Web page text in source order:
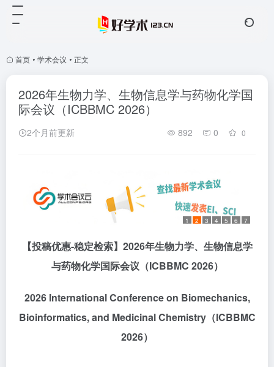
首页 • 学术会议 • 正文
2026年生物力学、生物信息学与药物化学国
际会议（ICBBMC 2026）
2个月前更新 892 0 0
1 2 3 4 5 6 7
【投稿优惠-稳定检索】2026年生物力学、生物信息学
与药物化学国际会议 （ICBBMC 2026）
2026 International Conference on Biomechanics,
Bioinformatics, and Medicinal Chemistry（ICBBMC
2026）